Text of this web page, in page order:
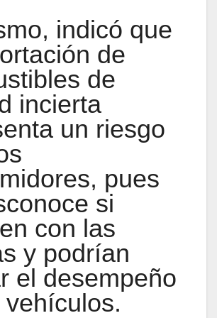
indicó que
de
de
incierta
un riesgo
pues
si
con las
y podrían
el desempeño